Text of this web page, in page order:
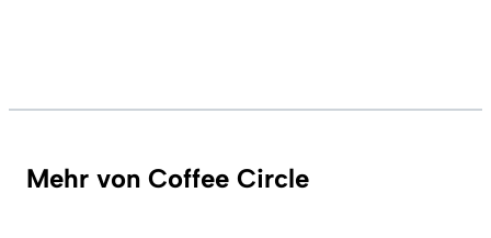
Mehr von Coffee Circle